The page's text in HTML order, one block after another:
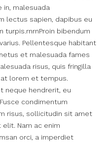
in, malesuada
lectus sapien, dapibus eu
turpis.rnrnProin bibendum
Pellentesque habitant
et malesuada fames
risus, quis fringilla
lorem et tempus.
neque hendrerit, eu
condimentum
risus, sollicitudin sit amet
Nam ac enim
orci, a imperdiet